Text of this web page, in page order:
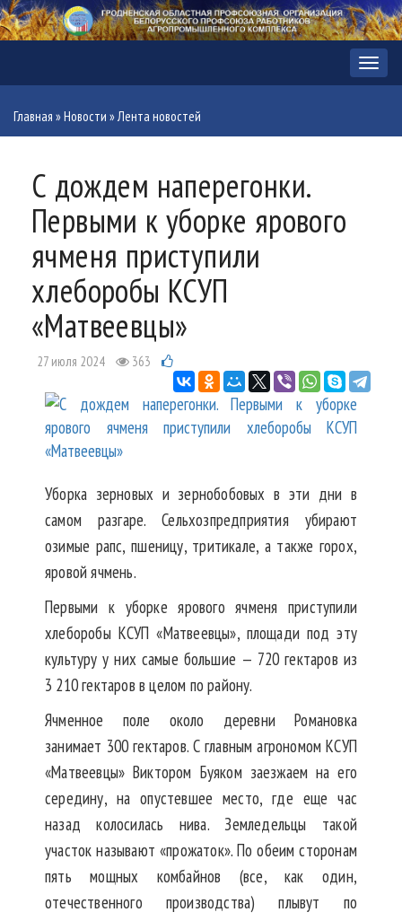
Меню
Главная »Новости »Лента новостей
С дождем наперегонки.
Первыми к уборке ярового
ячменя приступили
хлеборобы КСУП
«Матвеевцы»
27 июля 2024 363
Уборка зерновых и зернобобовых в эти дни в
самом разгаре. Сельхозпредприятия убирают
озимые рапс, пшеницу, тритикале, а также горох,
яровой ячмень.
Первыми к уборке ярового ячменя приступили
хлеборобы КСУП «Матвеевцы», площади под эту
культуру у них самые большие — 720 гектаров из
3 210 гектаров в целом по району.
Ячменное поле около деревни Романовка
занимает 300 гектаров. С главным агрономом КСУП
«Матвеевцы» Виктором Буяком заезжаем на его
середину, на опустевшее место, где еще час
назад колосилась нива. Земледельцы такой
участок называют «прожаток». По обеим сторонам
пять мощных комбайнов (все, как один,
отечественного производства) плывут по